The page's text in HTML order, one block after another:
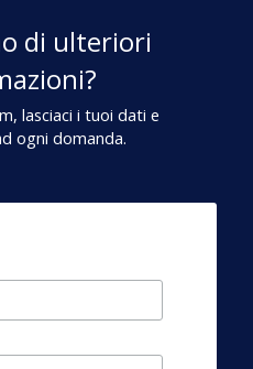
di ulteriori
lasciaci i tuoi dati e
ogni domanda.